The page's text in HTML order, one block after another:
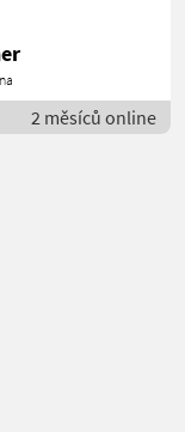
2 měsíců online